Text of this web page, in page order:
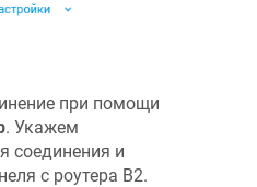
при помощи
. Укажем
соединения и
с роутера B2.